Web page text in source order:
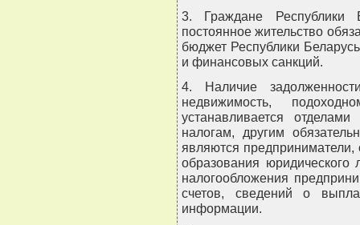
3. Граждане
постоянное жительство
бюджет Республики
и финансовых санкций.
4. Наличие
недвижимость,
устанавливается
налогам, другим
являются
образования
налогообложения
счетов, сведений о
информации.